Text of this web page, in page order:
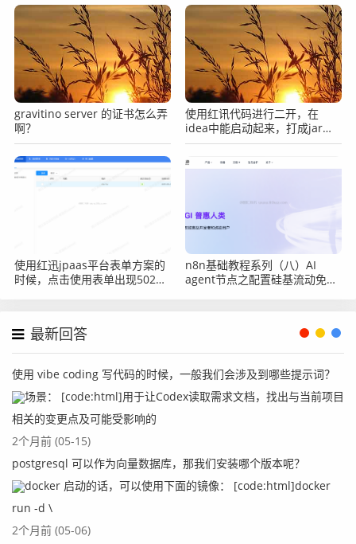
2.13:9876 -Dcom.rocketmq.sendMessageWithVIPChanne
l=false" -p 9877:8080 styletang/rocketmq-console-
ng
这里启动完毕之后，我们就可以在docker里面看到对应的3
个实例了：
1、这里记得把对应的ip修改为自己服务器的ip
eb界面。
http://${ip}:9877/#/
gravitino server 的证书怎么弄
啊？
使用红讯代码进行二开，在
idea中能启动起来，打成jar放
到服务器上就跑不起来了怎么
办？
使用红迅jpaas平台表单方案的
时候，点击使用表单出现502提
n8n基础教程系列（八）AI
agent节点之配置硅基流动免费
最新回答
使用 vibe coding 写代码的时候，一般我们会涉及到哪些提示词？
场景： [code:html]用于让Codex读取需求文档，找出与当前项目
相关的变更点及可能受影响的
2个月前 (05-15)
postgresql 可以作为向量数据库，那我们安装哪个版本呢？
docker 启动的话，可以使用下面的镜像： [code:html]docker
run -d \
2个月前 (05-06)